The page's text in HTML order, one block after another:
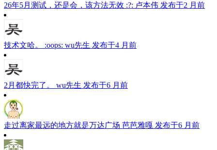
26年5月测试，还是会，该方法无效 :?: 卢本伟 发布于2 月前
技术文哈。 :oops: wu先生 发布于4 月前
2月都快完了。 wu先生 发布于6 月前
走过离家最远的地方就是万达广场 芭芭雅嘎 发布于6 月前